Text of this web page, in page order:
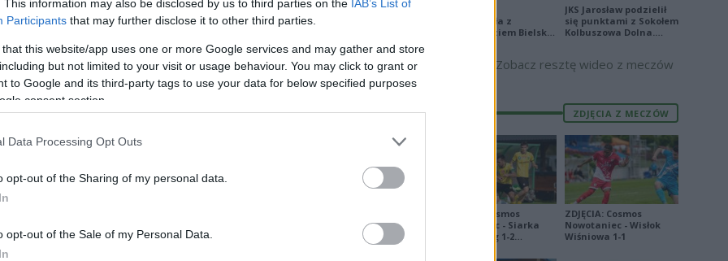
This information may also be disclosed by us to third parties on the IAB’s List of
Participants that may further disclose it to other third parties.
that this website/app uses one or more Google services and may gather and store
but not limited to your visit or usage behaviour. You may click to grant or
to Google and its third-party tags to use your data for below specified purposes
consent section.
Data Processing Opt Outs
opt-out of the Sharing of my personal data.
opt-out of the Sale of my Personal Data.
PKT Z R
24 54 17 3 4 76-38
24 43 14 1 9 61-43
24 43 13 4 7 63-50
62-47
53-45
52-52
zremisowała z
Podbeskidziem Bielsko-
JKS Jarosław podzielił
się punktami z Sokołem
Kolbuszowa Dolna.
Zobacz resztę wideo z meczów
ZDJĘCIA Z MECZÓW
ZDJĘCIA: Cosmos
Nowotaniec - Siarka
Tarnobrzeg 1-2
ZDJĘCIA: Cosmos
Nowotaniec - Wisłok
Wiśniowa 1-1